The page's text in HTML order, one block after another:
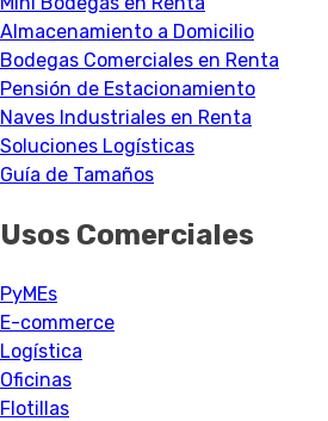
Almacenamiento a Domicilio
Bodegas Comerciales en Renta
Pensión de Estacionamiento
Naves Industriales en Renta
Soluciones Logísticas
Guía de Tamaños
Usos Comerciales
PyMEs
E-commerce
Logística
Oficinas
Flotillas